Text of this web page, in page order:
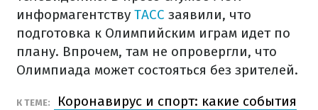
информагентству ТАСС заявили, что
подготовка к Олимпийским играм идет по
плану. Впрочем, там не опровергли, что
Олимпиада может состояться без зрителей.
К ТЕМЕ:
Коронавирус и спорт: какие события